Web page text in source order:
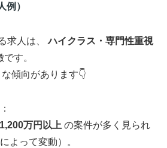
例）
求人は、ハイクラス・専門性重視
す。
傾向があります👇
：
万円以上 の案件が多く見られ
よって変動）。